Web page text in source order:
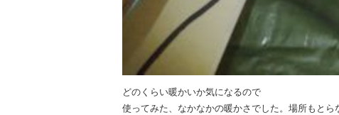
どのくらい暖かいか気になるので
使ってみた、なかなかの暖かさでした。場所もと